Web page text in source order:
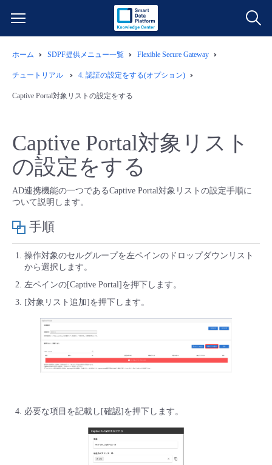
サービス一覧
データ利活用
ネットワーク
IoT
モニタリング/監査
サポート
管理機能
すべてのメニューを見る
よくある質問
クラウド/サーバー
ネットワーク
IoT
モニタリング/監査
サポート
管理機能
料金シミュレーター
データ利活用
クラウド/サーバー
ネットワーク
IoT
モニタリング/監査
すべてのメニューを見る
ご利用開始ガイド
■ 管理機能
- 管理機能
- 初期設定・確認
- 登録情報の管理
- APIリファレンス
ユースケース
- バックアップ
- セキュリティ・監査
- データと分析
- IoT
- マルチクラウド利用
- ITインフラストラクチャー
サービス稼働状況
故障/メンテナンス履歴
メンテナンス予定
パートナー
販売パートナー向けプログラム
協業パートナー
トレーニング/操作動画
脱炭素化
ホーム SDPF提供メニュー一覧 Flexible Secure Gateway
チュートリアル 4. 認証の設定をする(オプション)
Captive Portal対象リストの設定をする
Captive Portal対象リスト
の設定をする
AD連携機能の一つであるCaptive Portal対象リストの設定手順に
ついて説明します。
手順
操作対象のセルグループを左ペインのドロップダウンリスト
から選択します。
左ペインの[Captive Portal]を押下します。
[対象リスト追加]を押下します。
必要な項目を記載し[確認]を押下します。